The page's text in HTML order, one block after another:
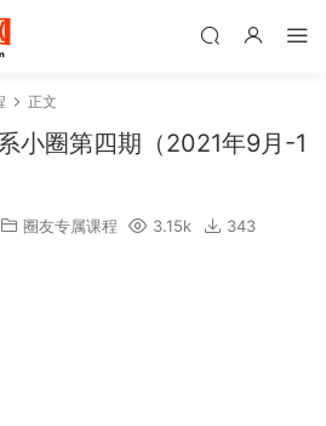
正文
小圈第四期（2021年9月-1
圈友专属课程 3.15k 343